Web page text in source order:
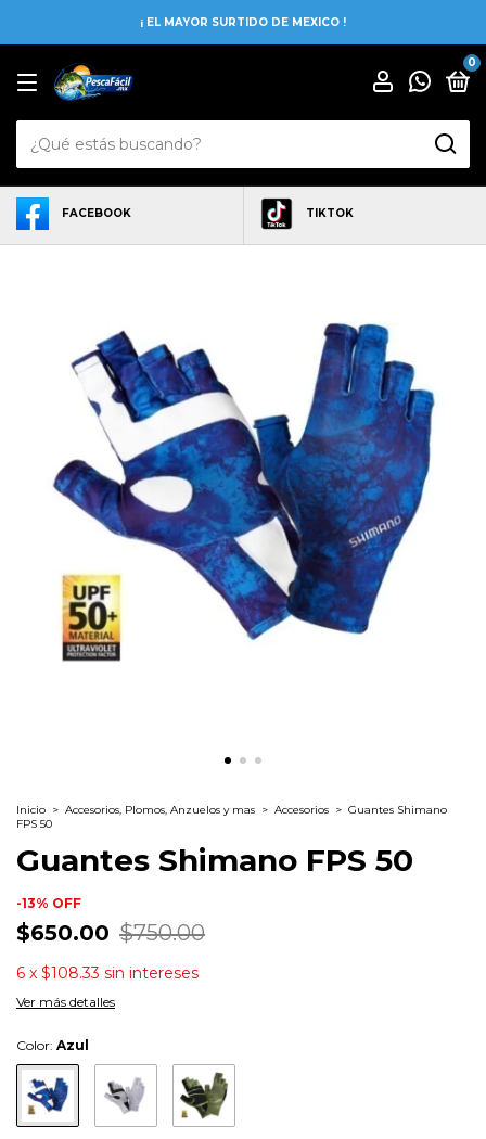
¡ EL MAYOR SURTIDO DE MEXICO !
0
FACEBOOK TIKTOK
Inicio > Accesorios, Plomos, Anzuelos y mas > Accesorios > Guantes Shimano
FPS 50
Guantes Shimano FPS 50
-13% OFF
$650.00 $750.00
6 x $108.33 sin intereses
Ver más detalles
Color: Azul